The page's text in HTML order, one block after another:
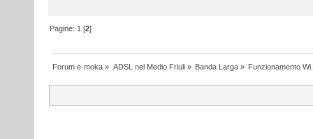
Pagine: 1 [2]
Forum e-moka » ADSL nel Medio Friuli» Banda Larga» Funzionamento